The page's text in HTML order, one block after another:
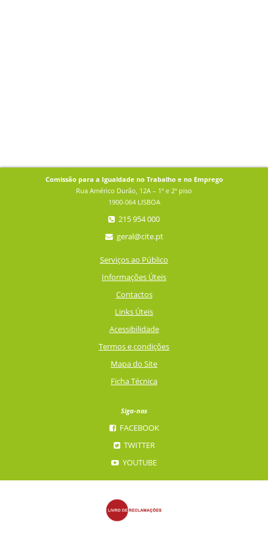
Comissão para a Igualdade no Trabalho e no Emprego
Rua Américo Durão, 12A – 1º e 2º piso
1900-064 LISBOA
215 954 000
geral@cite.pt
Serviços ao Público
Informações Úteis
Contactos
Links Úteis
Acessibilidade
Termos e condições
Mapa do Site
Ficha Técnica
Siga-nos
FACEBOOK
TWITTER
YOUTUBE